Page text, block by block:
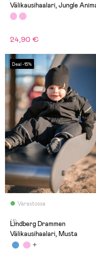
Välikausihaalari, Jungle
Rosebloom
24,90 €
Deal -15%
Varastossa
(1)
Lindberg Drammen
Välikausihaalari, Musta